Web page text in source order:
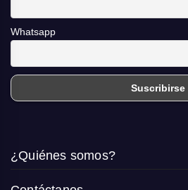
Whatsapp
¿Quiénes somos?